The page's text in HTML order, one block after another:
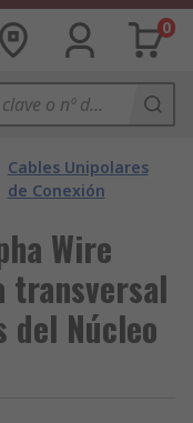
0
Cables Unipolares
de Conexión
Wire
transversal
del Núcleo